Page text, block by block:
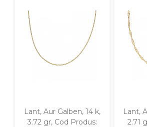
Cu pietre
Diamante
Lant, Aur Galben, 14 k,
3.72 gr, Cod Produs:
Lant,
2.71